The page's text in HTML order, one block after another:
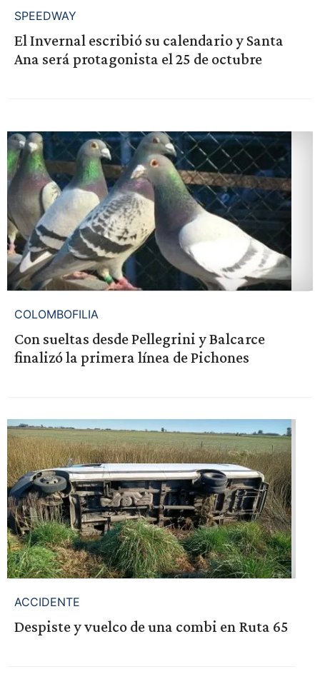
SPEEDWAY
El Invernal escribió su calendario y Santa
Ana será protagonista el 25 de octubre
COLOMBOFILIA
Con sueltas desde Pellegrini y Balcarce
finalizó la primera línea de Pichones
ACCIDENTE
Despiste y vuelco de una combi en Ruta 65